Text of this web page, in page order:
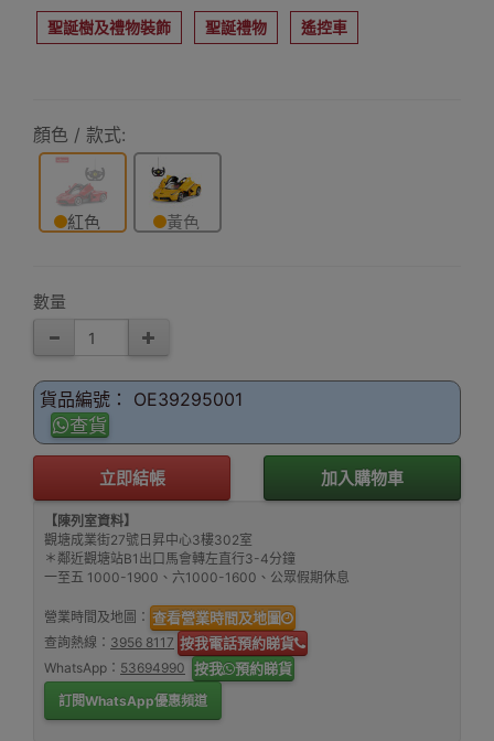
聖誕樹及禮物裝飾 聖誕禮物 遙控車
顏色 / 款式:
紅色 黃色
數量
貨品編號： OE39295001
查貨
立即結帳 加入購物車
【陳列室資料】
觀塘成業街27號日昇中心3樓302室
＊鄰近觀塘站B1出口馬會轉左直行3-4分鐘
一至五 1000-1900、六1000-1600、公眾假期休息
營業時間及地圖： 查看營業時間及地圖
查詢熱線： 3956 8117 按我電話預約睇貨
WhatsApp： 53694990 按我 預約睇貨
訂閱WhatsApp優惠頻道